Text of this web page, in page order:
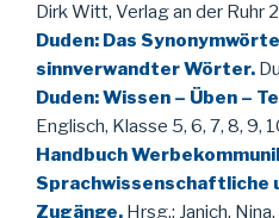
Dirk Witt, Verlag an der Ruhr
Duden: Das
sinnverwandter Wörter.
Duden: Wissen – Üben –
Englisch, Klasse 5, 6, 7, 8, 9,
Handbuch
Sprachwissenschaftliche
Zugänge. Hrsg.: Janich,